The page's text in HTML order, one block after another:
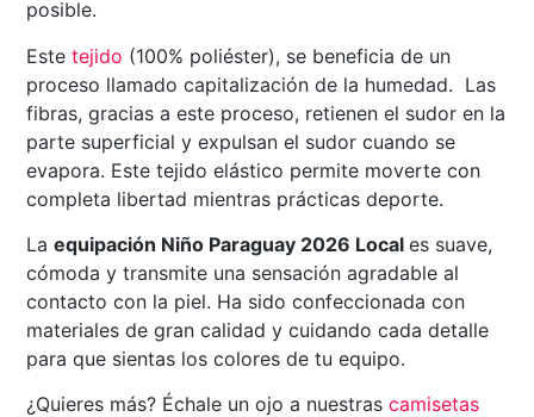
posible.
Estetejido (100% poliéster), se beneficia de un
proceso llamado capitalización de la humedad. Las
fibras, gracias a este proceso, retienen el sudor en la
parte superficial y expulsan el sudor cuando se
evapora. Este tejido elástico permite moverte con
completa libertad mientras prácticas deporte.
Laequipación Niño Paraguay 2026 Locales suave,
cómoda y transmite una sensación agradable al
contacto con la piel. Ha sido confeccionada con
materiales de gran calidad y cuidando cada detalle
para que sientas los colores de tu equipo.
¿Quieres más? Échale un ojo a nuestrascamisetas